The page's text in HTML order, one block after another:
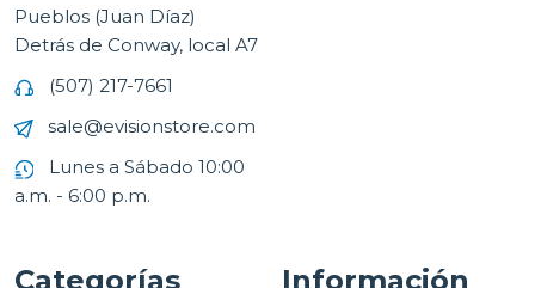
Pueblos (Juan Díaz)
Detrás de Conway, local A7
(507) 217-7661
sale@evisionstore.com
Lunes a Sábado 10:00
a.m. - 6:00 p.m.
Categorías Información